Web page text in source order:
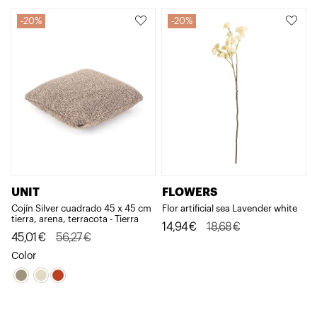
20%
UNIT
Cojín Silver cuadrado 45 x 45 cm
tierra, arena, terracota - Tierra
56,27€
El
precio
original
45,01 €
El
precio
actual
Color
20%
FLOWERS
Flor artificial sea Lavender white
18,68€
El
14,94€
El